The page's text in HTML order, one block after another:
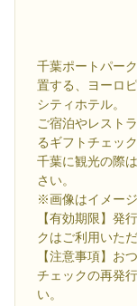
千葉ポートパー
置する、ヨーロ
シティホテル。
ご宿泊やレスト
るギフトチェック
千葉に観光の際
さい。
※画像はイメージ
【有効期限】発
クはご利用いた
【注意事項】お
チェックの再発
い。